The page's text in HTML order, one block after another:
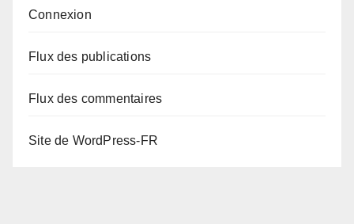
Connexion
Flux des publications
Flux des commentaires
Site de WordPress-FR